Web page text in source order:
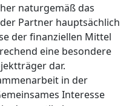
naturgemäß das
Partner hauptsächlich
der finanziellen Mittel
eine besondere
dar.
in der
Interesse